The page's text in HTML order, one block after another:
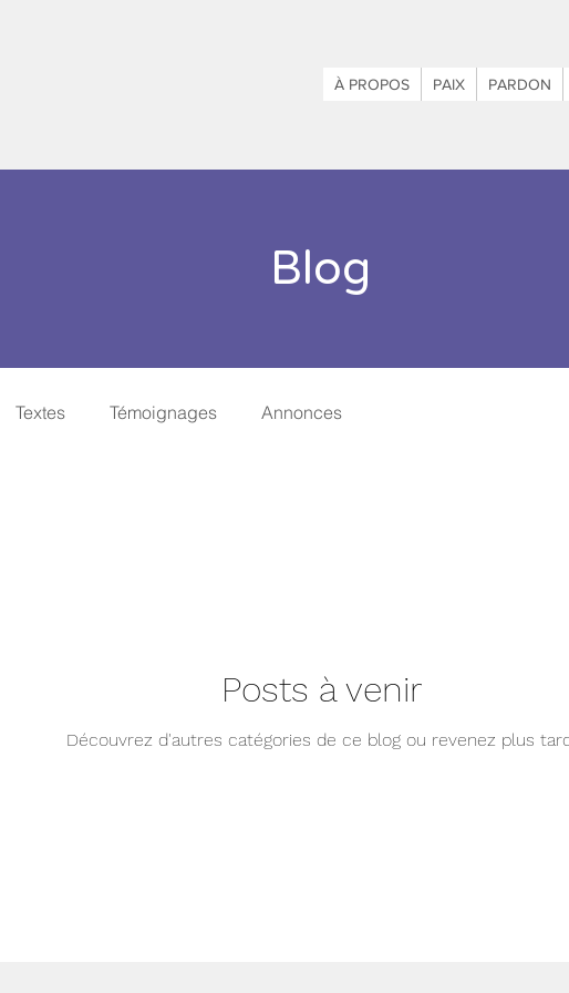
À PROPOS PAIX PARDON
Blog
Textes Témoignages Annonces
Posts à venir
Découvrez d'autres catégories de ce blog ou revenez plus